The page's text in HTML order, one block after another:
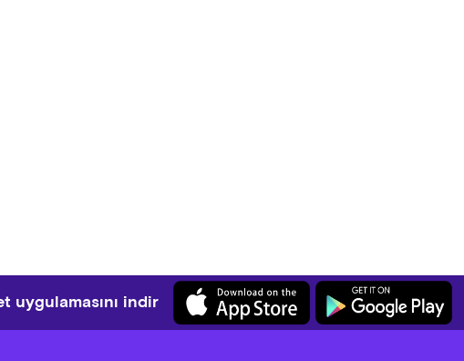
uygulamasını indir